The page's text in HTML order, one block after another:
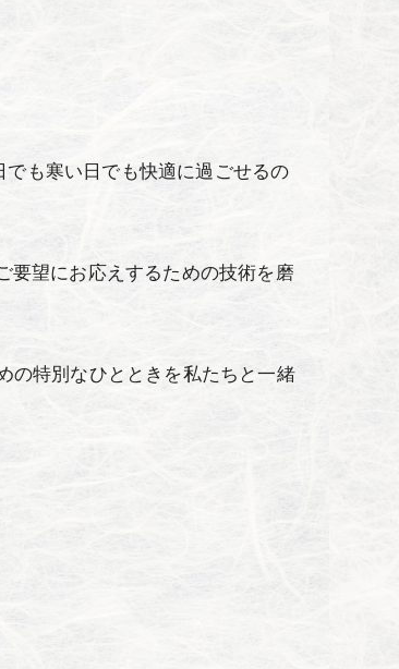
も寒い日でも快適に過ごせるの
要望にお応えするための技術を磨
の特別なひとときを私たちと一緒